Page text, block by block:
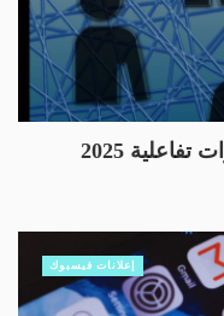
2025
إعلانات فيسبوك